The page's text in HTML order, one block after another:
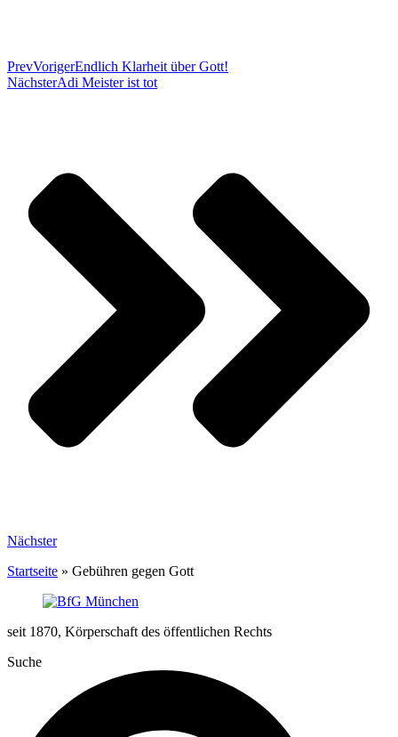
PrevVorigerEndlich Klarheit über Gott!
NächsterAdi Meister ist tot
Nächster
Startseite » Gebühren gegen Gott
seit 1870, Körperschaft des öffentlichen Rechts
Suche